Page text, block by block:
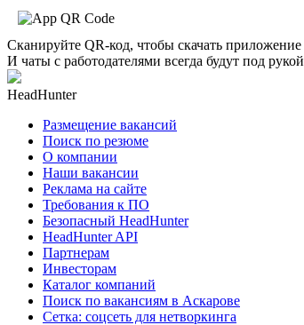
Сканируйте QR-код, чтобы скачать приложение
И чаты с работодателями всегда будут под рукой
HeadHunter
Размещение вакансий
Поиск по резюме
О компании
Наши вакансии
Реклама на сайте
Требования к ПО
Безопасный HeadHunter
HeadHunter API
Партнерам
Инвесторам
Каталог компаний
Поиск по вакансиям в Аскарове
Сетка: соцсеть для нетворкинга